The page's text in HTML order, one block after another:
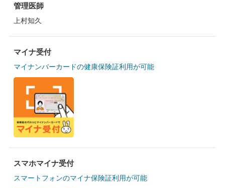
管理医師
上村知久
マイナ受付
マイナンバーカードの健康保険証利用が可能
スマホマイナ受付
スマートフォンのマイナ保険証利用が可能